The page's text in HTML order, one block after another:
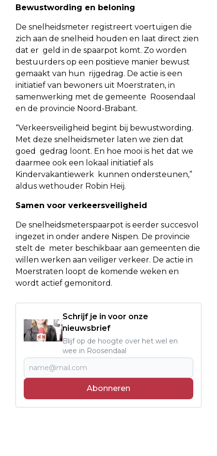
Bewustwording en beloning
De snelheidsmeter registreert voertuigen die
zich aan de snelheid houden en laat direct zien
dat er geld in de spaarpot komt. Zo worden
bestuurders op een positieve manier bewust
gemaakt van hun rijgedrag. De actie is een
initiatief van bewoners uit Moerstraten, in
samenwerking met de gemeente Roosendaal
en de provincie Noord-Brabant.
“Verkeersveiligheid begint bij bewustwording.
Met deze snelheidsmeter laten we zien dat
goed gedrag loont. En hoe mooi is het dat we
daarmee ook een lokaal initiatief als
Kindervakantiewerk kunnen ondersteunen,”
aldus wethouder Robin Heij.
Samen voor verkeersveiligheid
De snelheidsmeterspaarpot is eerder succesvol
ingezet in onder andere Nispen. De provincie
stelt de meter beschikbaar aan gemeenten die
willen werken aan veiliger verkeer. De actie in
Moerstraten loopt de komende weken en
wordt actief gemonitord.
Schrijf je in voor onze
nieuwsbrief
Blijf op de hoogte over het wel en
wee in Roosendaal
Abonneren